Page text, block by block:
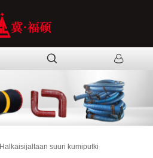
Halkaisijaltaan suuri kumiputki